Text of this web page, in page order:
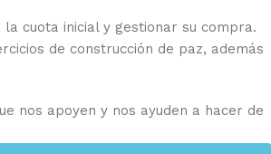
cuota inicial y gestionar su compra.
de construcción de paz, además
nos apoyen y nos ayuden a hacer de